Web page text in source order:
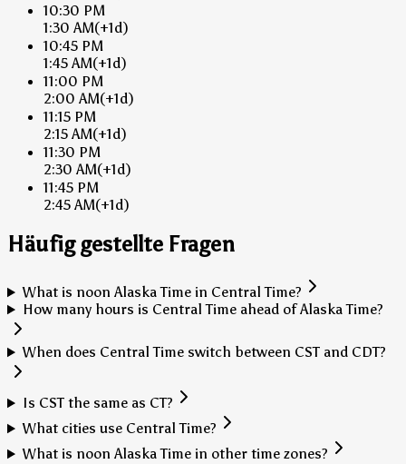
10:30 PM
1:30 AM(+1d)
10:45 PM
1:45 AM(+1d)
11:00 PM
2:00 AM(+1d)
11:15 PM
2:15 AM(+1d)
11:30 PM
2:30 AM(+1d)
11:45 PM
2:45 AM(+1d)
Häufig gestellte Fragen
What is noon Alaska Time in Central Time?
How many hours is Central Time ahead of Alaska Time?
When does Central Time switch between CST and CDT?
Is CST the same as CT?
What cities use Central Time?
What is noon Alaska Time in other time zones?